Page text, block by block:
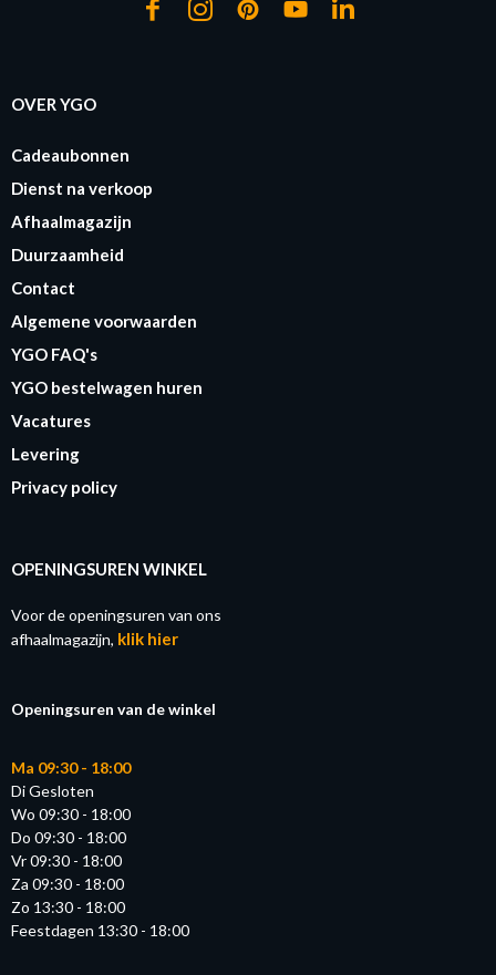
OVER YGO
Cadeaubonnen
Dienst na verkoop
Afhaalmagazijn
Duurzaamheid
Contact
Algemene voorwaarden
YGO FAQ's
YGO bestelwagen huren
Vacatures
Levering
Privacy policy
OPENINGSUREN WINKEL
Voor de openingsuren van ons
afhaalmagazijn, klik hier
Openingsuren van de winkel
Ma 09:30 - 18:00
Di Gesloten
Wo 09:30 - 18:00
Do 09:30 - 18:00
Vr 09:30 - 18:00
Za 09:30 - 18:00
Zo 13:30 - 18:00
Feestdagen 13:30 - 18:00